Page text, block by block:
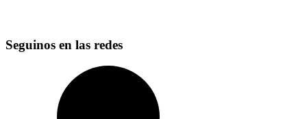
Seguinos en las redes